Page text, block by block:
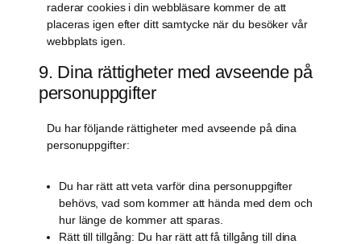
raderar cookies i din webbläsare kommer de att
placeras igen efter ditt samtycke när du besöker vår
webbplats igen.
9. Dina rättigheter med avseende på
personuppgifter
Du har följande rättigheter med avseende på dina
personuppgifter:
Du har rätt att veta varför dina personuppgifter
behövs, vad som kommer att hända med dem och
hur länge de kommer att sparas.
Rätt till tillgång: Du har rätt att få tillgång till dina